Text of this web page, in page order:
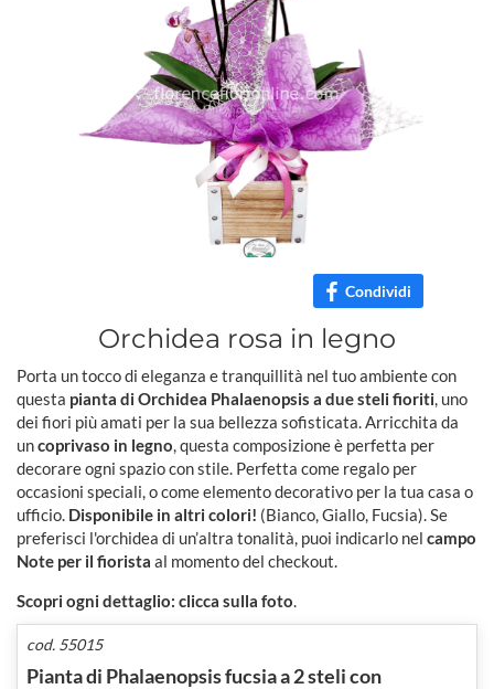
Condividi
Orchidea rosa in legno
Porta un tocco di eleganza e tranquillità nel tuo ambiente con
questa pianta di Orchidea Phalaenopsis a due steli fioriti , uno
dei fiori più amati per la sua bellezza sofisticata. Arricchita da
uncoprivaso in legno , questa composizione è perfetta per
decorare ogni spazio con stile. Perfetta come regalo per
occasioni speciali, o come elemento decorativo per la tua casa o
ufficio. Disponibile in altri colori! (Bianco, Giallo, Fucsia). Se
preferisci l'orchidea di un’altra tonalità, puoi indicarlo nel campo
Note per il fiorista al momento del checkout.
Scopri ogni dettaglio: clicca sulla foto
cod. 55015
Pianta di Phalaenopsis fucsia a 2 steli con